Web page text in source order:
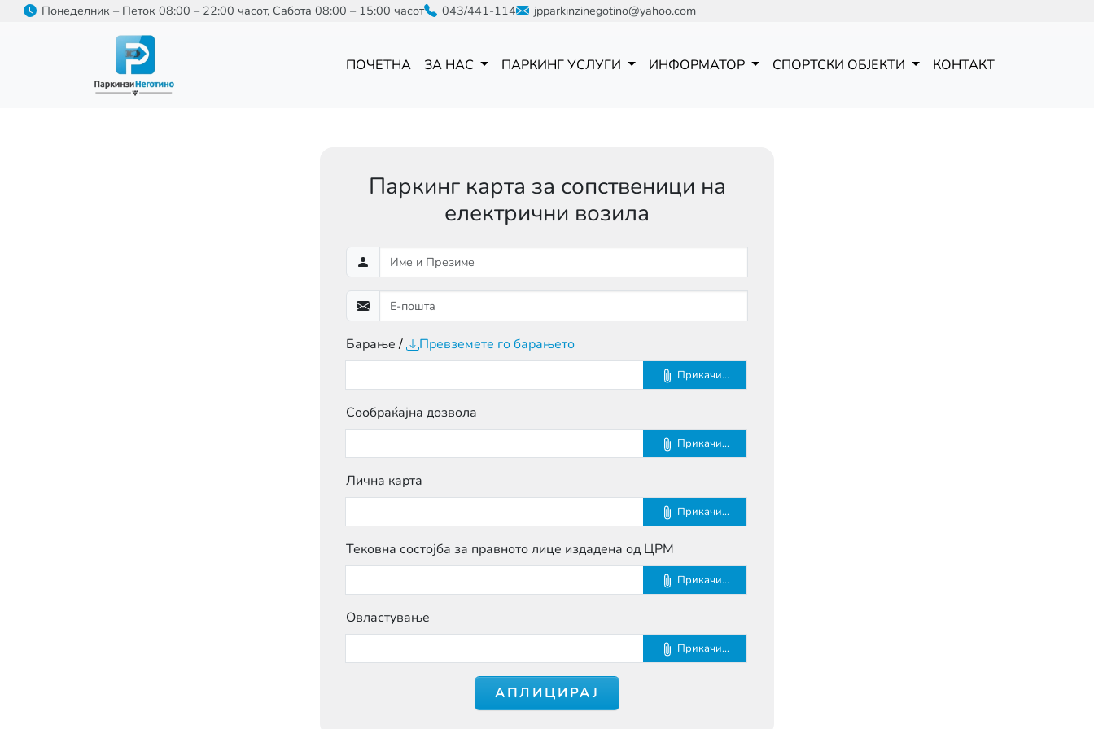
Skip to main content
Понеделник – Петок 08:00 – 22:00 часот, Сабота 08:00 – 15:00 часот 043/441-114 jpparkinzinegotino@yahoo.com
ПОЧЕТНА ЗА НАС ПАРКИНГ УСЛУГИ ИНФОРМАТОР СПОРТСКИ ОБЈЕКТИ КОНТАКТ
Паркинг карта за сопственици на
електрични возила
Барање Превземете го барањето
Прикачи...
Сообраќајна дозвола
Прикачи...
Лична карта
Прикачи...
Тековна состојба за правното лице издадена од ЦРМ
Прикачи...
Овластување
Прикачи...
АПЛИЦИРАЈ